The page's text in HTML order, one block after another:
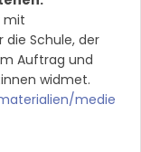
mit
Schule, der
Auftrag und
widmet.
medie